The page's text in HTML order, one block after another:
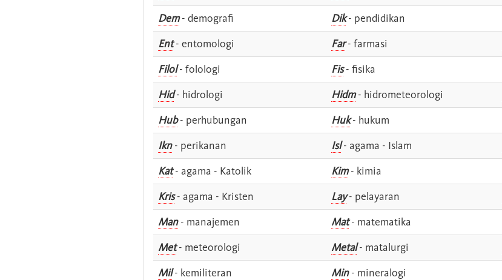
Dem- demografi Dik- pendidikan
Ent- entomologi Far- farmasi
Filol- folologi Fis- fisika
Hid- hidrologi Hidm- hidrometeorologi
Hub- perhubungan Huk- hukum
Ikn- perikanan Isl- agama - Islam
Kat- agama - Katolik Kim- kimia
Kris- agama - Kristen Lay- pelayaran
Man- manajemen Mat- matematika
Met- meteorologi Metal- matalurgi
Mil- kemiliteran Min- mineralogi